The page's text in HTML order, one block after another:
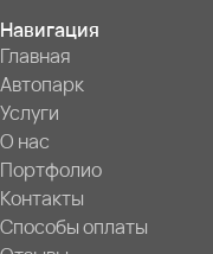
Навигация
Главная
Автопарк
Услуги
О нас
Портфолио
Контакты
Способы оплаты